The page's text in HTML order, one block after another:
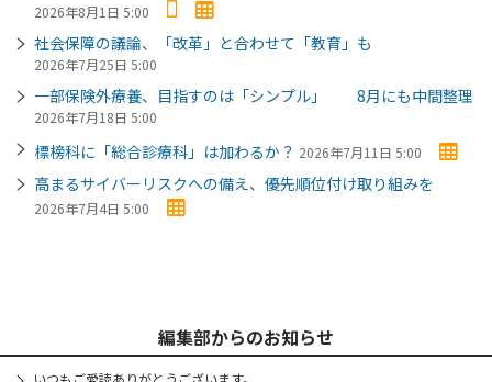
2026年8月1日 5:00
社会保障の議論、「改革」と合わせて「教育」も
2026年7月25日 5:00
一部保険外療養、目指すのは「シンプル」 8月にも中間整理
2026年7月18日 5:00
標榜科に「総合診療科」は加わるか？ 2026年7月11日 5:00
高まるサイバーリスクへの備え、優先順位付け取り組みを
2026年7月4日 5:00
編集部からのお知らせ
いつもご愛読ありがとうございます。